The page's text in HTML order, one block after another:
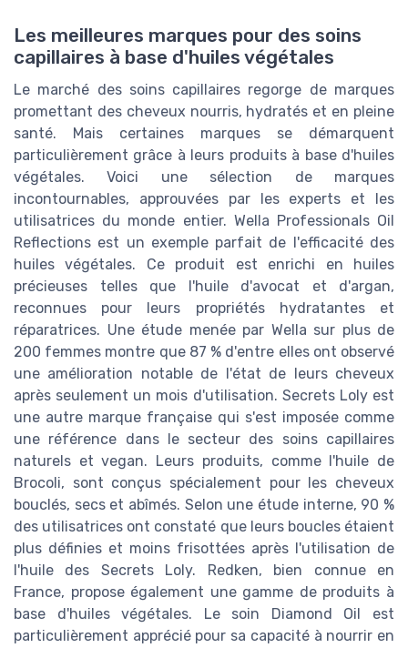
Les meilleures marques pour des soins
capillaires à base d'huiles végétales
Le marché des soins capillaires regorge de marques
promettant des cheveux nourris, hydratés et en pleine
santé. Mais certaines marques se démarquent
particulièrement grâce à leurs produits à base d'huiles
végétales. Voici une sélection de marques
incontournables, approuvées par les experts et les
utilisatrices du monde entier. Wella Professionals Oil
Reflections est un exemple parfait de l'efficacité des
huiles végétales. Ce produit est enrichi en huiles
précieuses telles que l'huile d'avocat et d'argan,
reconnues pour leurs propriétés hydratantes et
réparatrices. Une étude menée par Wella sur plus de
200 femmes montre que 87 % d'entre elles ont observé
une amélioration notable de l'état de leurs cheveux
après seulement un mois d'utilisation. Secrets Loly est
une autre marque française qui s'est imposée comme
une référence dans le secteur des soins capillaires
naturels et vegan. Leurs produits, comme l'huile de
Brocoli, sont conçus spécialement pour les cheveux
bouclés, secs et abîmés. Selon une étude interne, 90 %
des utilisatrices ont constaté que leurs boucles étaient
plus définies et moins frisottées après l'utilisation de
l'huile des Secrets Loly. Redken, bien connue en
France, propose également une gamme de produits à
base d'huiles végétales. Le soin Diamond Oil est
particulièrement apprécié pour sa capacité à nourrir en